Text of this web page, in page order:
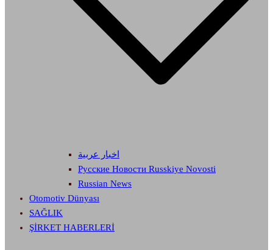
اخبار عربية
Русские Новости Russkiye Novosti
Russian News
Otomotiv Dünyası
SAĞLIK
ŞİRKET HABERLERİ